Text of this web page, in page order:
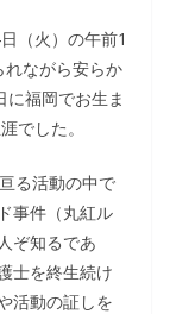
（火）の午前1
ながら安らか
福岡でお生ま
でした。
る活動の中で
事件（丸紅ル
ぞ知るであ
士を終生続け
活動の証しを